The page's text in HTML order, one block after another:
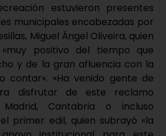
estuvieron presentes
municipales encabezadas por
Miguel Ángel Oliveira, quien
positivo del tiempo que
y de la gran afluencia con la
contar». «Ha venido gente de
disfrutar de este reclamo
Cantabria o incluso
primer edil, quien subrayó «la